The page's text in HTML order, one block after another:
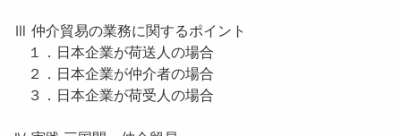
Ⅲ 仲介貿易の業務に関するポイント
１．日本企業が荷送人の場合
２．日本企業が仲介者の場合
３．日本企業が荷受人の場合